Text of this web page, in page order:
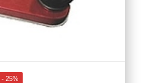
- 25%